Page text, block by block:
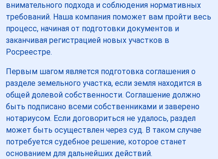
внимательного подхода и соблюдения нормативных
требований. Наша компания поможет вам пройти весь
процесс, начиная от подготовки документов и
заканчивая регистрацией новых участков в
Росреестре.
Первым шагом является подготовка соглашения о
разделе земельного участка, если земля находится в
общей долевой собственности. Соглашение должно
быть подписано всеми собственниками и заверено
нотариусом. Если договориться не удалось, раздел
может быть осуществлен через суд. В таком случае
потребуется судебное решение, которое станет
основанием для дальнейших действий.